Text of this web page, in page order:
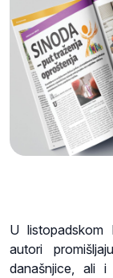
U listopadskom
autori
današnjice, ali